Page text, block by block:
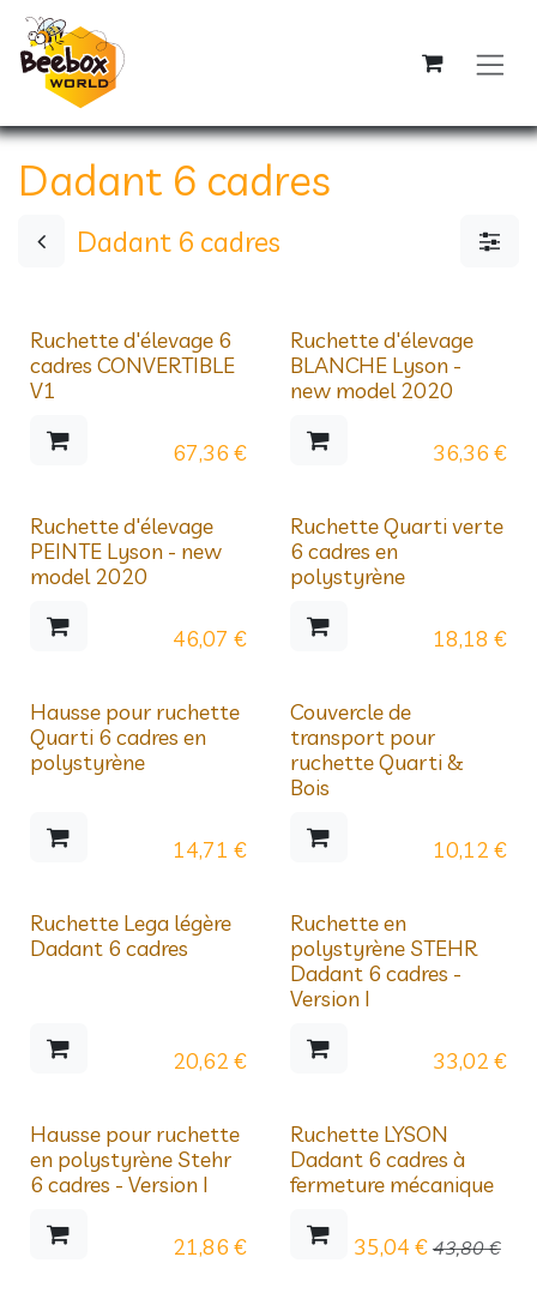
Se rendre au contenu
Dadant 6 cadres
Dadant 6 cadres
Prix dégressifs
Ruchette d'élevage 6
cadres CONVERTIBLE
V1
67,36 €
Prix dégressifs
Ruchette d'élevage
BLANCHE Lyson -
new model 2020
36,36 €
Ruchette d'élevage
PEINTE Lyson - new
model 2020
46,07 €
Prix dégressifs
Ruchette Quarti verte
6 cadres en
polystyrène
18,18 €
Prix dégressifs
Hausse pour ruchette
Quarti 6 cadres en
polystyrène
14,71 €
Prix dégressifs
Couvercle de
transport pour
ruchette Quarti &
Bois
10,12 €
Prix dégressifs
Ruchette Lega légère
Dadant 6 cadres
20,62 €
Prix dégressifs
Ruchette en
polystyrène STEHR
Dadant 6 cadres -
Version I
33,02 €
Prix dégressifs
Hausse pour ruchette
en polystyrène Stehr
6 cadres - Version I
21,86 €
Déstockage
Ruchette LYSON
Dadant 6 cadres à
fermeture mécanique
35,04 € 43,80€